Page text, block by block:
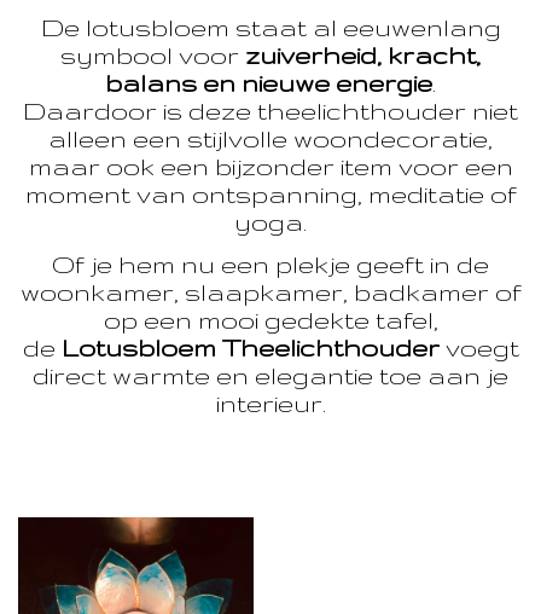
De lotusbloem staat al eeuwenlang
symbool voor zuiverheid, kracht,
balans en nieuwe energie
Daardoor is deze theelichthouder niet
alleen een stijlvolle woondecoratie,
maar ook een bijzonder item voor een
moment van ontspanning, meditatie of
yoga.
Of je hem nu een plekje geeft in de
woonkamer, slaapkamer, badkamer of
op een mooi gedekte tafel,
de Lotusbloem Theelichthoudervoegt
direct warmte en elegantie toe aan je
interieur.